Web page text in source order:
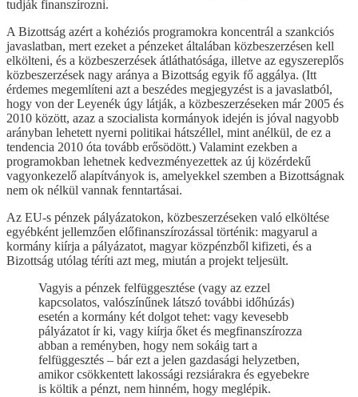
tudják finanszírozni.
A Bizottság azért a kohéziós programokra koncentrál a szankciós
javaslatban, mert ezeket a pénzeket általában közbeszerzésen kell
elkölteni, és a közbeszerzések átláthatósága, illetve az egyszereplős
közbeszerzések nagy aránya a Bizottság egyik fő aggálya. (Itt
érdemes megemlíteni azt a beszédes megjegyzést is a javaslatból,
hogy von der Leyenék úgy látják, a közbeszerzéseken már 2005 és
2010 között, azaz a szocialista kormányok idején is jóval nagyobb
arányban lehetett nyerni politikai hátszéllel, mint anélkül, de ez a
tendencia 2010 óta tovább erősödött.) Valamint ezekben a
programokban lehetnek kedvezményezettek az új közérdekű
vagyonkezelő alapítványok is, amelyekkel szemben a Bizottságnak
nem ok nélkül vannak fenntartásai.
Az EU-s pénzek pályázatokon, közbeszerzéseken való elköltése
egyébként jellemzően előfinanszírozással történik: magyarul a
kormány kiírja a pályázatot, magyar közpénzből kifizeti, és a
Bizottság utólag téríti azt meg, miután a projekt teljesült.
Vagyis a pénzek felfüggesztése (vagy az ezzel
kapcsolatos, valószínűnek látszó további időhúzás)
esetén a kormány két dolgot tehet: vagy kevesebb
pályázatot ír ki, vagy kiírja őket és megfinanszírozza
abban a reményben, hogy nem sokáig tart a
felfüggesztés – bár ezt a jelen gazdasági helyzetben,
amikor csökkentett lakossági rezsiárakra és egyebekre
is költik a pénzt, nem hinném, hogy meglépik.